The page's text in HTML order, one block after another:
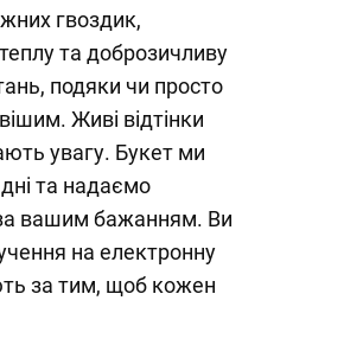
гвоздик,
та доброзичливу
подяки чи просто
Живі відтінки
увагу. Букет ми
та надаємо
вашим бажанням. Ви
на електронну
за тим, щоб кожен